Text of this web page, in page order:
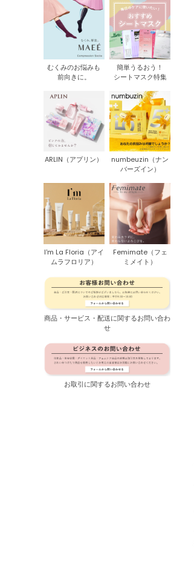
むくみのお悩みも
前向きに。
簡単うるおう！
シートマスク特集
ARLIN（アプリン）
numbeuzin（ナン
バーズイン）
I'm La Floria（アイ
ムラフロリア）
Femimate（フェ
ミメイト）
商品・サービス・配送に関するお問い合わ
せ
お取引に関するお問い合わせ